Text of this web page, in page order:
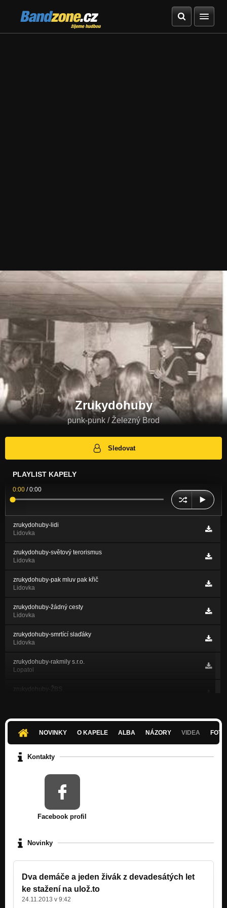
Bandzone.cz
žijeme hudbou
Zrukydohuby
punk-punk / Železný Brod
Sledovat
PLAYLIST KAPELY
0:00 /0:00
zrukydohuby-lidi
Lidovka
zrukydohuby-světový terorismus
Lidovka
zrukydohuby-pak mluv pak křič
Lidovka
zrukydohuby-žádný cesty
Lidovka
zrukydohuby-smrtící slaďáky
Lidovka
zrukydohuby-rakmily s.r.o.
Lopatol
zrukydohuby-ŽBS
zrukydohuby-Slovakia
Lopatol
zrukydohuby-fabrika
i vole you !
zrukydohuby-co jsme chtěli !
i vole you !
NOVINKY O KAPELE ALBA NÁZORY VIDEA
Kontakty
Facebook profil
Novinky
Dva demáče a jeden živák z devadesátých let
ke stažení na ulož.to
24.11.2013 v 9:42